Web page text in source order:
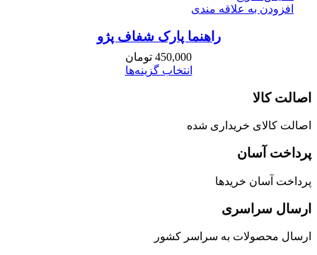
افزودن به علاقه مندی
راهنما پارک شفاف پژو
450,000 تومان
انتخاب گزینه‌ها
اصالت کالا
اصالت کالای خریداری شده
پرداخت آسان
پرداخت آسان خریدها
ارسال سراسری
ارسال محصولات به سراسر کشور